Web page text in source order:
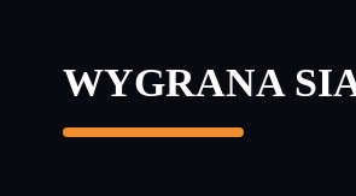
WYGRANA